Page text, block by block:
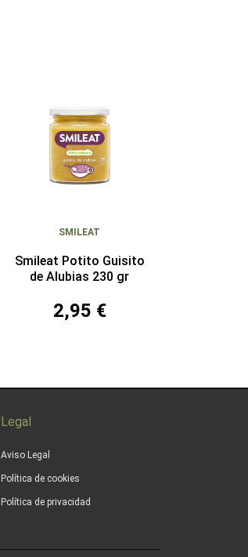
SMILEAT
Smileat Potito Guisito
de Alubias 230 gr
2,95 €
Legal
Aviso Legal
Política de cookies
Política de privacidad